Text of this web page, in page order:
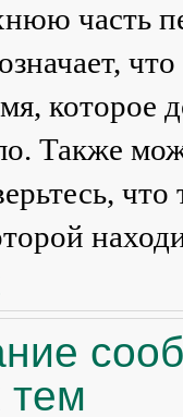
часть
которое
Также
тем